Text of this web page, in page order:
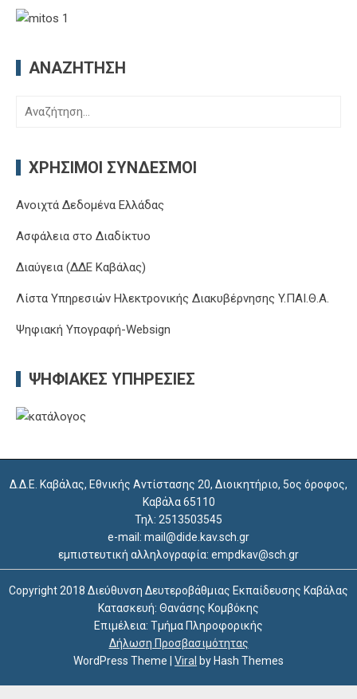
ΑΝΑΖΉΤΗΣΗ
Αναζήτηση
ΧΡΉΣΙΜΟΙ ΣΎΝΔΕΣΜΟΙ
Ανοιχτά Δεδομένα Ελλάδας
Ασφάλεια στο Διαδίκτυο
Διαύγεια (ΔΔΕ Καβάλας)
Λίστα Υπηρεσιών Ηλεκτρονικής Διακυβέρνησης Y.ΠΑΙ.Θ.Α.
Ψηφιακή Υπογραφή-Websign
ΨΗΦΙΑΚΈΣ ΥΠΗΡΕΣΊΕΣ
Δ.Δ.Ε. Καβάλας, Εθνικής Αντίστασης 20, Διοικητήριο, 5ος όροφος,
Καβάλα 65110
Τηλ: 2513503545
e-mail: mail@dide.kav.sch.gr
εμπιστευτική αλληλογραφία: empdkav@sch.gr
Copyright 2018 Διεύθυνση Δευτεροβάθμιας Εκπαίδευσης Καβάλας
Κατασκευή: Θανάσης Κομβόκης
Επιμέλεια: Τμήμα Πληροφορικής
Δήλωση Προσβασιμότητας
WordPress Theme
Viral by Hash Themes